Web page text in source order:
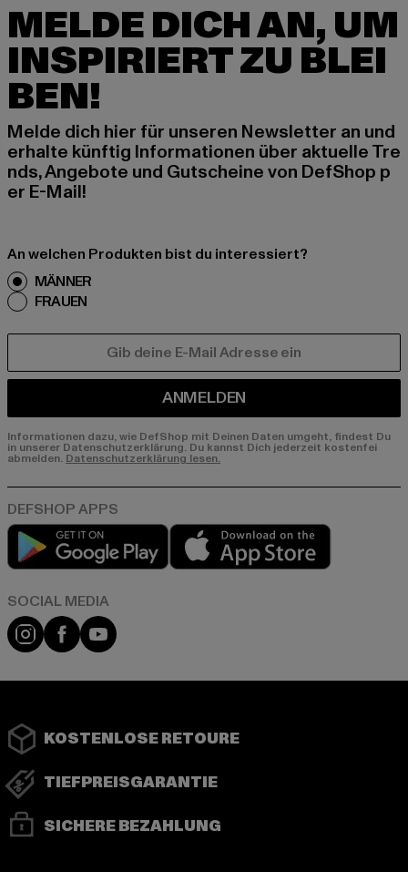
MELDE DICH AN, UM
INSPIRIERT ZU BLEI
BEN!
Melde dich hier für unseren Newsletter an und
erhalte künftig Informationen über aktuelle Tre
nds, Angebote und Gutscheine von DefShop p
er E-Mail!
An welchen Produkten bist du interessiert?
MÄNNER
FRAUEN
ANMELDEN
Informationen dazu, wie DefShop mit Deinen Daten umgeht, findest Du
in unserer Datenschutzerklärung. Du kannst Dich jederzeit kostenfei
abmelden. Datenschutzerklärung lesen.
Play market
Instagram
FacebookYouTube
KOSTENLOSE RETOURE
TIEFPREISGARANTIE
SICHERE BEZAHLUNG